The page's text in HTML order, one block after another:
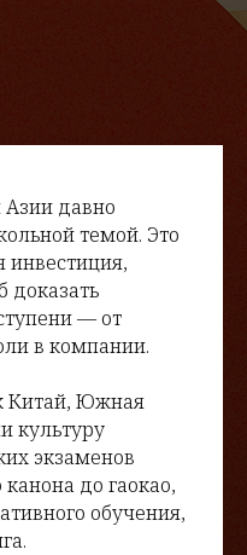
Азии давно
темой. Это
инвестиция,
доказать
— от
в компании.
Китай, Южная
культуру
экзаменов
до гаокао,
обучения,